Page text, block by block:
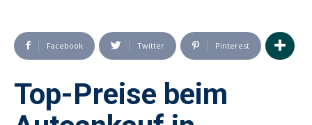
Facebook Twitter Pinterest
Top-Preise beim